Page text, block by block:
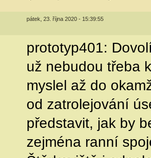
pátek, 23. října 2020 - 15:39:55
prototyp401:
už nebudou třeba
myslel až do
od zatrolejování
představit, jak by
zejména ranní